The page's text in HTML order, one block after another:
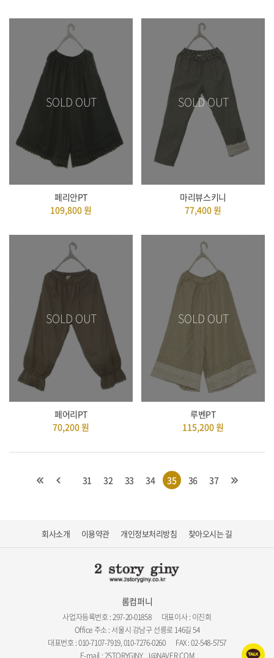
SOLD OUT
페리안PT
109,800원
SOLD OUT
마리뷰스키니
77,400원
SOLD OUT
페어리PT
70,200원
SOLD OUT
루벤PT
115,200원
31 32 33 34 35 36 37
회사소개 이용약관 개인정보처리방침 찾아오시는 길
롬컴퍼니
사업자등록번호 : 297-20-01858
대표이사 : 이진희
Office 주소 : 서울시 강남구 선릉로 146길 54
대표번호 : 010-7107-7919, 010-7276-0260
FAX : 02-548-5757
E-mail : 2STORYGINY_J@NAVER.COM